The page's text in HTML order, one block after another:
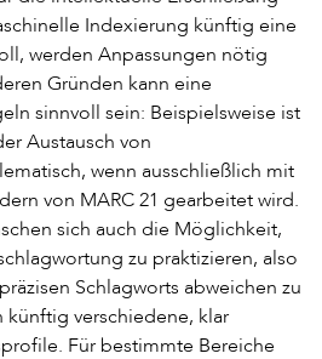
Indexierung künftig eine
werden Anpassungen nötig
Gründen kann eine
sinnvoll sein: Beispielsweise ist
Austausch von
wenn ausschließlich mit
von MARC 21 gearbeitet wird.
sich auch die Möglichkeit,
zu praktizieren, also
Schlagworts abweichen zu
künftig verschiedene, klar
Für bestimmte Bereiche